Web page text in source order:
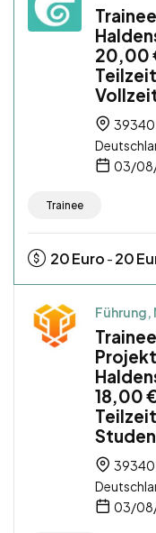
20,00
39340
03/
Trainee
20Euro - 20
Führung,
18,00
39340
03/